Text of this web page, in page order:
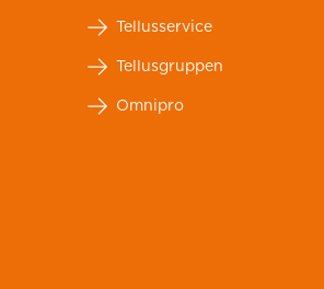
Tellusservice
Tellusgruppen
Omnipro